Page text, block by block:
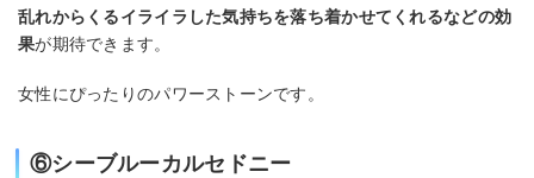
乱れからくるイライラした気持ちを落ち着かせてくれるなどの効
果が期待できます。
女性にぴったりのパワーストーンです。
⑥シーブルーカルセドニー